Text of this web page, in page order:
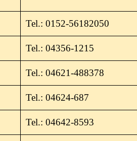
Tel.: 0152-56182050
Tel.: 04356-1215
Tel.: 04621-488378
Tel.: 04624-687
Tel.: 04642-8593